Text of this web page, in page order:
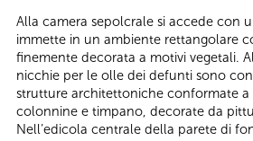
Alla camera sepolcrale si accede con
immette in un ambiente rettangolare
finemente decorata a motivi vegetali.
nicchie per le olle dei defunti sono
strutture architettoniche conformate a
colonnine e timpano, decorate da
Nell’edicola centrale della parete di